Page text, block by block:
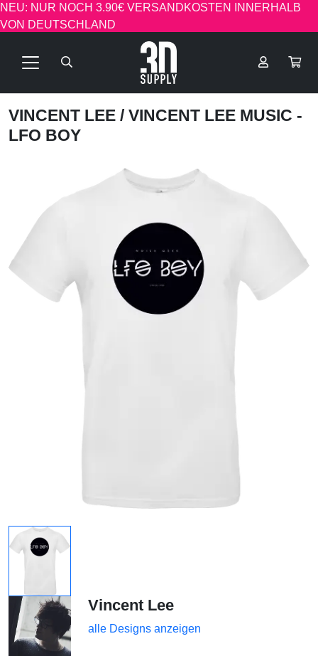
NEU: NUR NOCH 3.90€ VERSANDKOSTEN INNERHALB
VON DEUTSCHLAND
VINCENT LEE / VINCENT LEE MUSIC -
LFO BOY
Vincent Lee
alle Designs anzeigen